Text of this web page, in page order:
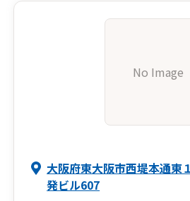
No Image
大阪府東大阪市西堤本通東
発ビル607